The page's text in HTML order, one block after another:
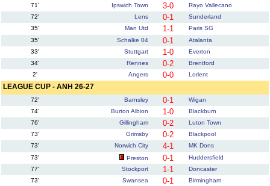
71'
Ipswich Town 3-0
Rayo Vallecano
72'
Lens 0-1
Sunderland
35'
Man Utd 1-1
Paris SG
35'
Schalke 04 0-1
Atalanta
33'
Stuttgart 1-0
Everton
34'
Rennes 0-2
Brentford
2'
Angers 0-0 Lorient
LEAGUE CUP - ANH 26-27
72' Barnsley 0-1
Wigan
74'
Burton Albion 1-0
Blackburn
76'
Gillingham 0-2
Luton Town
73'
Grimsby 0-2
Blackpool
73'
Norwich City 4-1
MK Dons
73'
Preston 0-1
Huddersfield
77'
Stockport 1-1
Doncaster
73'
Swansea 0-1
Birmingham